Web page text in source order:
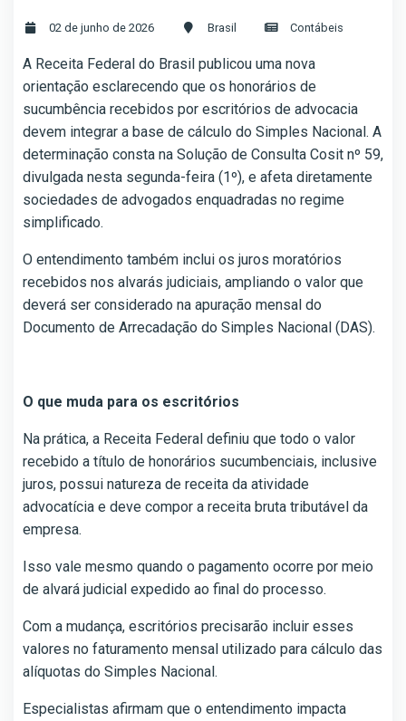
02 de junho de 2026 Brasil Contábeis
A Receita Federal do Brasil publicou uma nova
orientação esclarecendo que os honorários de
sucumbência recebidos por escritórios de advocacia
devem integrar a base de cálculo do Simples Nacional. A
determinação consta na Solução de Consulta Cosit nº 59,
divulgada nesta segunda-feira (1º), e afeta diretamente
sociedades de advogados enquadradas no regime
simplificado.
O entendimento também inclui os juros moratórios
recebidos nos alvarás judiciais, ampliando o valor que
deverá ser considerado na apuração mensal do
Documento de Arrecadação do Simples Nacional (DAS).
O que muda para os escritórios
Na prática, a Receita Federal definiu que todo o valor
recebido a título de honorários sucumbenciais, inclusive
juros, possui natureza de receita da atividade
advocatícia e deve compor a receita bruta tributável da
empresa.
Isso vale mesmo quando o pagamento ocorre por meio
de alvará judicial expedido ao final do processo.
Com a mudança, escritórios precisarão incluir esses
valores no faturamento mensal utilizado para cálculo das
alíquotas do Simples Nacional.
Especialistas afirmam que o entendimento impacta